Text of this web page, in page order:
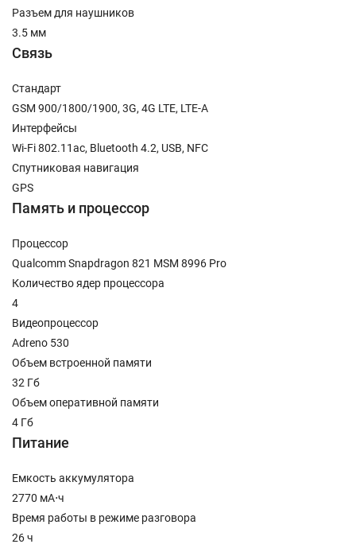
Разъем для наушников
3.5 мм
Связь
Стандарт
GSM 900/1800/1900, 3G, 4G LTE, LTE-A
Интерфейсы
Wi-Fi 802.11ac, Bluetooth 4.2, USB, NFC
Спутниковая навигация
GPS
Память и процессор
Процессор
Qualcomm Snapdragon 821 MSM 8996 Pro
Количество ядер процессора
4
Видеопроцессор
Adreno 530
Объем встроенной памяти
32 Гб
Объем оперативной памяти
4 Гб
Питание
Емкость аккумулятора
2770 мА⋅ч
Время работы в режиме разговора
26 ч